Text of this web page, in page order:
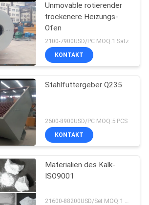
Unmovable rotierender
trockenere Heizungs-
Ofen
2100-7900USD/PC MOQ:1 Satz
KONTAKT
Stahlfuttergeber Q235
2600-8900USD/PC MOQ:5 PCS
KONTAKT
Materialien des Kalk-
ISO9001